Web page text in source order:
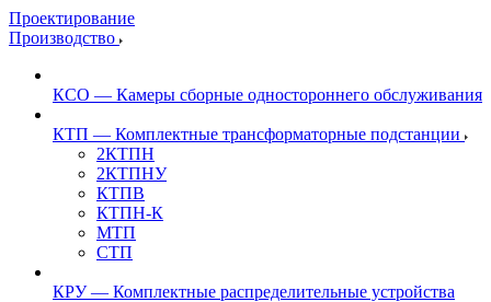
Проектирование
Производство
КСО — Камеры сборные одностороннего обслуживания
КТП — Комплектные трансформаторные подстанции
2КТПН
2КТПНУ
КТПВ
КТПН-К
МТП
СТП
КРУ — Комплектные распределительные устройства